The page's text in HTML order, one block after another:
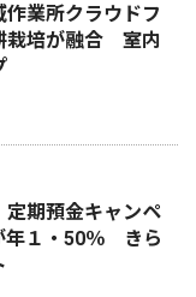
業所クラウドフ
栽培が融合 室内
定期預金キャンペ
年１・50％ きら